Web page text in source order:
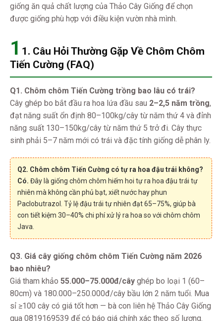
giống ăn quả chất lượng của Thảo Cây Giống để chọn
được giống phù hợp với điều kiện vườn nhà mình.
1 1. Câu Hỏi Thường Gặp Về Chôm Chôm
Tiến Cường (FAQ)
Q1. Chôm chôm Tiến Cường trồng bao lâu có trái?
Cây ghép bo bắt đầu ra hoa lứa đầu sau 2–2,5 năm trồng,
đạt năng suất ổn định 80–100kg/cây từ năm thứ 4 và đỉnh
năng suất 130–150kg/cây từ năm thứ 5 trở đi. Cây thực
sinh phải 5–7 năm mới có trái và đặc tính giống dễ phân ly.
Q2. Chôm chôm Tiến Cường có tự ra hoa đậu trái không?
Có. Đây là giống chôm chôm hiếm hoi tự ra hoa đậu trái tự
nhiên mà không cần phủ bạt, xiết nước hay phun
Paclobutrazol. Tỷ lệ đậu trái tự nhiên đạt 65–75%, giúp bà
con tiết kiệm 30–40% chi phí xử lý ra hoa so với chôm chôm
Java.
Q3. Giá cây giống chôm chôm Tiến Cường năm 2026
bao nhiêu?
Giá tham khảo 55.000–75.000đ/cây ghép bo loại 1 (60–
80cm) và 180.000–250.000đ/cây bầu lớn 2 năm tuổi. Mua
sỉ ≥100 cây có giá tốt hơn — bà con liên hệ Thảo Cây Giống
qua 0819169539 để có báo giá chính xác theo số lượng.